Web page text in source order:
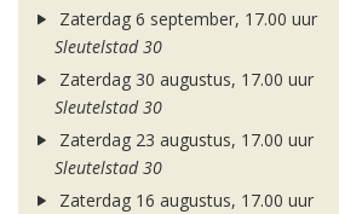
Zaterdag 6 september, 17.00 uur
Sleutelstad 30
Zaterdag 30 augustus, 17.00 uur
Sleutelstad 30
Zaterdag 23 augustus, 17.00 uur
Sleutelstad 30
Zaterdag 16 augustus, 17.00 uur